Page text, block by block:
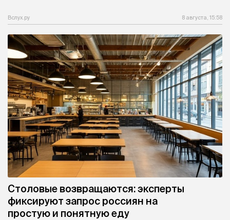
Вслух.ру 8 августа, 15:58
Столовые возвращаются: эксперты
фиксируют запрос россиян на
простую и понятную еду